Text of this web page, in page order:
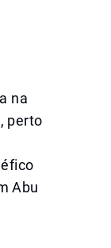
na
perto
Abu